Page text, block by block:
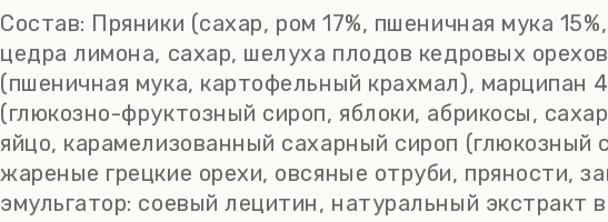
Состав: Пряники (сахар, ром 17%, пшеничная мука
цедра лимона, сахар, шелуха плодов кедровых
(пшеничная мука, картофельный крахмал), марципан
(глюкозно-фруктозный сироп, яблоки, абрикосы,
яйцо, карамелизованный сахарный сироп
жареные грецкие орехи, овсяные отруби, пряности,
эмульгатор: соевый лецитин, натуральный